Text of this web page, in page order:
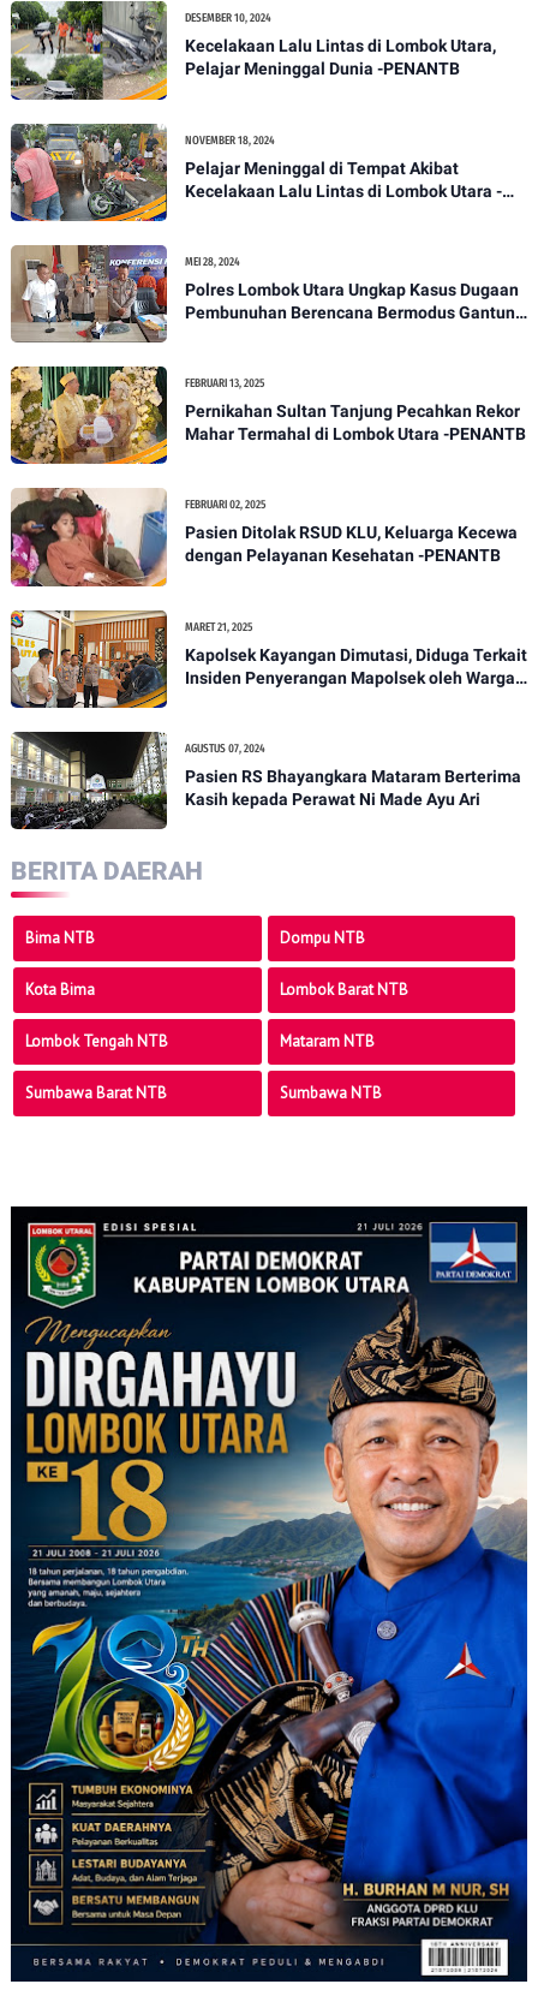
DESEMBER 10, 2024
Kecelakaan Lalu Lintas di Lombok Utara,
Pelajar Meninggal Dunia -PENANTB
NOVEMBER 18, 2024
Pelajar Meninggal di Tempat Akibat
Kecelakaan Lalu Lintas di Lombok Utara -
MEI 28, 2024
Polres Lombok Utara Ungkap Kasus Dugaan
Pembunuhan Berencana Bermodus Gantung
FEBRUARI 13, 2025
Pernikahan Sultan Tanjung Pecahkan Rekor
Mahar Termahal di Lombok Utara -PENANTB
FEBRUARI 02, 2025
Pasien Ditolak RSUD KLU, Keluarga Kecewa
dengan Pelayanan Kesehatan -PENANTB
MARET 21, 2025
Kapolsek Kayangan Dimutasi, Diduga Terkait
Insiden Penyerangan Mapolsek oleh Warga -
AGUSTUS 07, 2024
Pasien RS Bhayangkara Mataram Berterima
Kasih kepada Perawat Ni Made Ayu Ari
BERITA DAERAH
Bima NTB Dompu NTB
Kota Bima Lombok Barat NTB
Lombok Tengah NTB Mataram NTB
Sumbawa Barat NTB Sumbawa NTB